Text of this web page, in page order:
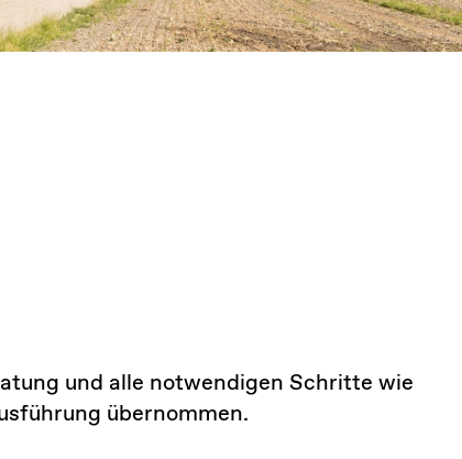
und alle notwendigen Schritte wie
übernommen.